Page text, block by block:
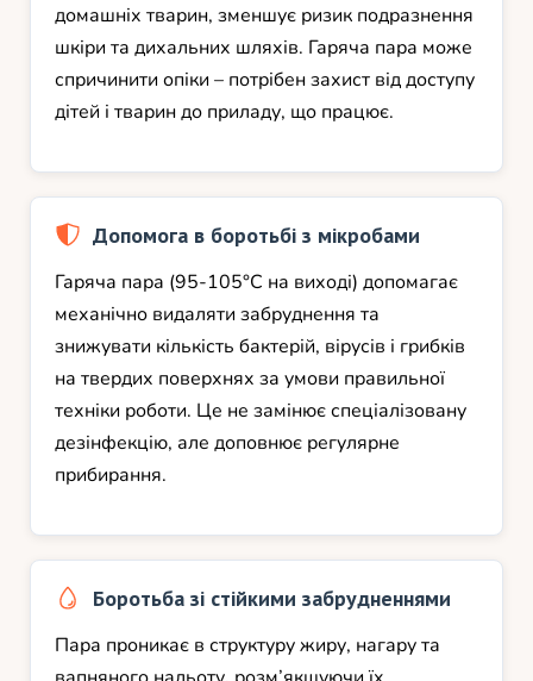
домашніх тварин, зменшує ризик подразнення
шкіри та дихальних шляхів. Гаряча пара може
спричинити опіки – потрібен захист від доступу
дітей і тварин до приладу, що працює.
Допомога в боротьбі з мікробами
Гаряча пара (95-105°C на виході) допомагає
механічно видаляти забруднення та
знижувати кількість бактерій, вірусів і грибків
на твердих поверхнях за умови правильної
техніки роботи. Це не замінює спеціалізовану
дезінфекцію, але доповнює регулярне
прибирання.
Боротьба зі стійкими забрудненнями
Пара проникає в структуру жиру, нагару та